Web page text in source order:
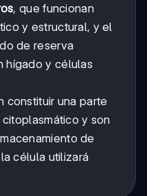
, que funcionan
y estructural, y el
de reserva
hígado y células
constituir una parte
y son
de
célula utilizará